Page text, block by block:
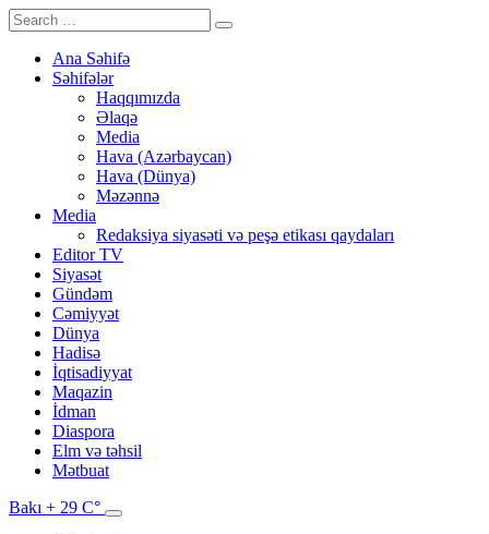
Ana Səhifə
Səhifələr
Haqqımızda
Əlaqə
Media
Hava (Azərbaycan)
Hava (Dünya)
Məzənnə
Media
Redaksiya siyasəti və peşə etikası qaydaları
Editor TV
Siyasət
Gündəm
Cəmiyyət
Dünya
Hadisə
İqtisadiyyat
Maqazin
İdman
Diaspora
Elm və təhsil
Mətbuat
Bakı + 29 C°